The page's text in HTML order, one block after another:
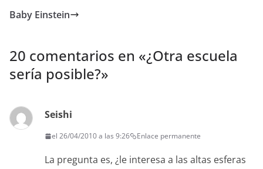
Baby Einstein
20 comentarios en «¿Otra escuela
sería posible?»
Seishi
el 26/04/2010 a las 9:26 Enlace permanente
La pregunta es, ¿le interesa a las altas esferas